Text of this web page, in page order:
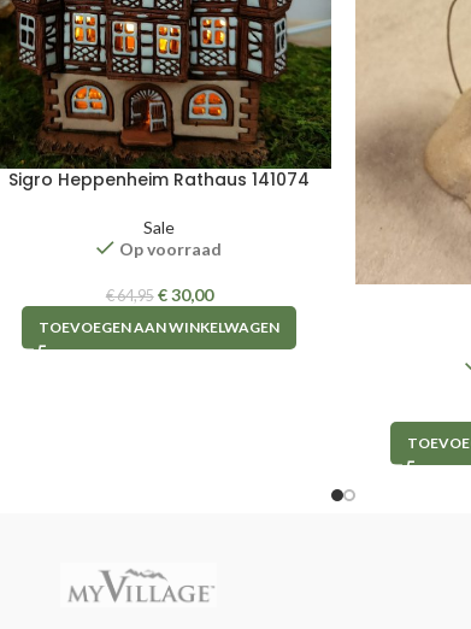
Sigro Heppenheim Rathaus 141074
Sale
Op voorraad
€64,95 €30,00
TOEVOEGEN AAN WINKELWAGEN